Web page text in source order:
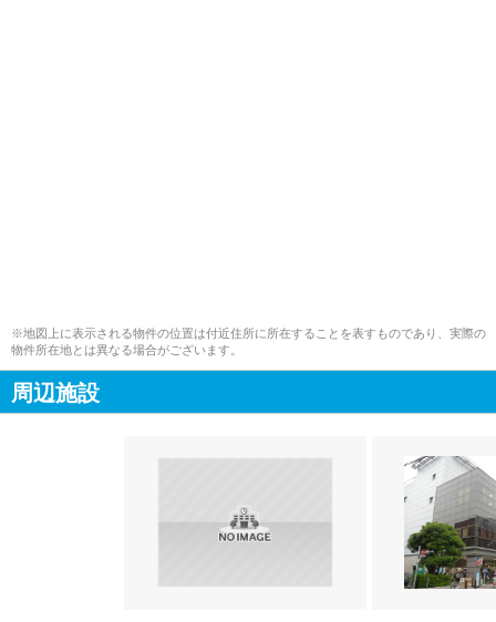
※地図上に表示される物件の位置は付近住所に所在することを表すものであり、実際の
物件所在地とは異なる場合がございます。
周辺施設